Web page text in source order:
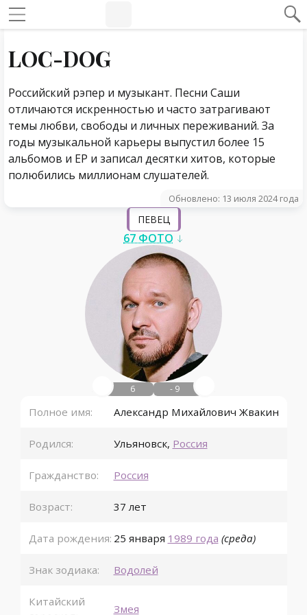
LOC-DOG
Российский рэпер и музыкант. Песни Саши
отличаются искренностью и часто затрагивают
темы любви, свободы и личных переживаний. За
годы музыкальной карьеры выпустил более 15
альбомов и EP и записал десятки хитов, которые
полюбились миллионам слушателей.
Обновлено: 13 июля 2024 года
ПЕВЕЦ
67 ФОТО
6 - 9
Полное имя: Александр Михайлович Жвакин
Родился: Ульяновск, Россия
Гражданство: Россия
Возраст: 37 лет
Дата рождения: 25 января 1989 года (среда)
Знак зодиака: Водолей
Китайский
Змея